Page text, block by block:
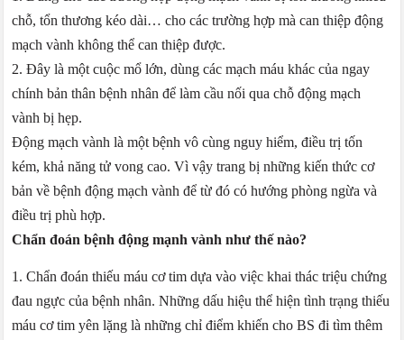
chỗ, tổn thương kéo dài… cho các trường hợp mà can thiệp động
mạch vành không thể can thiệp được.
2. Đây là một cuộc mổ lớn, dùng các mạch máu khác của ngay
chính bản thân bệnh nhân để làm cầu nối qua chỗ động mạch
vành bị hẹp.
Động mạch vành là một bệnh vô cùng nguy hiểm, điều trị tốn
kém, khả năng tử vong cao. Vì vậy trang bị những kiến thức cơ
bản về bệnh động mạch vành để từ đó có hướng phòng ngừa và
điều trị phù hợp.
Chẩn đoán bệnh động mạnh vành như thế nào?
1. Chẩn đoán thiếu máu cơ tim dựa vào việc khai thác triệu chứng
đau ngực của bệnh nhân. Những dấu hiệu thể hiện tình trạng thiếu
máu cơ tim yên lặng là những chỉ điểm khiến cho BS đi tìm thêm